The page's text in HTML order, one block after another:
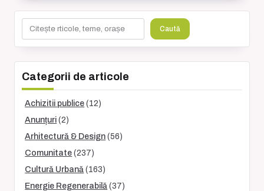
Caută
Categorii de articole
Achizitii publice (12)
Anunțuri (2)
Arhitectură & Design (56)
Comunitate (237)
Cultură Urbană (163)
Energie Regenerabilă (37)